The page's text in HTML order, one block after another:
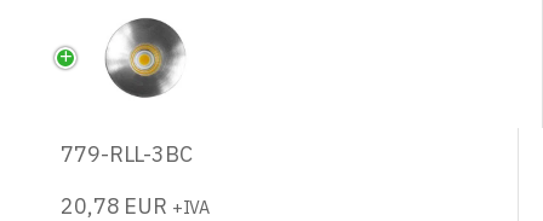
779-RLL-3BC
20,78 EUR +IVA